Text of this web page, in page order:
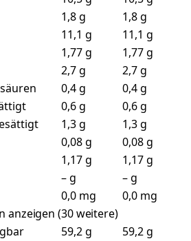
1,8 g
1,8 g
11,1 g
11,1 g
1,77 g
1,77 g
2,7 g
2,7 g
0,4 g
0,4 g
0,6 g
0,6 g
1,3 g
1,3 g
0,08 g
0,08 g
1,17 g
1,17 g
– g
– g
0,0 mg
0,0 mg
anzeigen (30 weitere)
59,2 g
59,2 g